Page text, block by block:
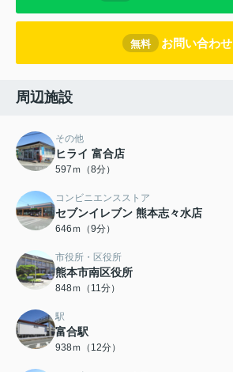
無料 お問い合わせ
周辺施設
その他
ヒライ 富合店
597ｍ（8分）
コンビニエンスストア
セブンイレブン 熊本志々水店
646ｍ（9分）
市役所・区役所
熊本市南区役所
848ｍ（11分）
駅
富合駅
938ｍ（12分）